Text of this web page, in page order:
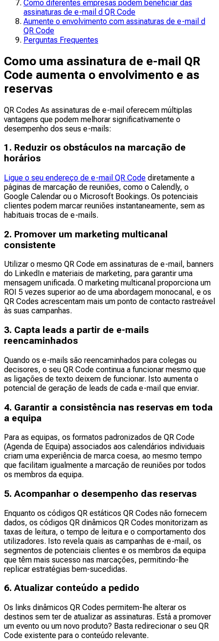
Como diferentes empresas podem beneficiar das
assinaturas de e-mail d QR Code
Aumente o envolvimento com assinaturas de e-mail d
QR Code
Perguntas Frequentes
Como uma assinatura de e-mail QR
Code aumenta o envolvimento e as
reservas
QR Codes As assinaturas de e-mail oferecem múltiplas
vantagens que podem melhorar significativamente o
desempenho dos seus e-mails:
1. Reduzir os obstáculos na marcação de
horários
Ligue o seu endereço de e-mail QR Code diretamente a
páginas de marcação de reuniões, como o Calendly, o
Google Calendar ou o Microsoft Bookings. Os potenciais
clientes podem marcar reuniões instantaneamente, sem as
habituais trocas de e-mails.
2. Promover um marketing multicanal
consistente
Utilizar o mesmo QR Code em assinaturas de e-mail, banners
do LinkedIn e materiais de marketing, para garantir uma
mensagem unificada. O marketing multicanal proporciona um
ROI 5 vezes superior ao de uma abordagem monocanal, e os
QR Codes acrescentam mais um ponto de contacto rastreável
às suas campanhas.
3. Capta leads a partir de e-mails
reencaminhados
Quando os e-mails são reencaminhados para colegas ou
decisores, o seu QR Code continua a funcionar mesmo que
as ligações de texto deixem de funcionar. Isto aumenta o
potencial de geração de leads de cada e-mail que enviar.
4. Garantir a consistência nas reservas em toda
a equipa
Para as equipas, os formatos padronizados de QR Code
(Agenda de Equipa) associados aos calendários individuais
criam uma experiência de marca coesa, ao mesmo tempo
que facilitam igualmente a marcação de reuniões por todos
os membros da equipa.
5. Acompanhar o desempenho das reservas
Enquanto os códigos QR estáticos QR Codes não fornecem
dados, os códigos QR dinâmicos QR Codes monitorizam as
taxas de leitura, o tempo de leitura e o comportamento dos
utilizadores. Isto revela quais as campanhas de e-mail, os
segmentos de potenciais clientes e os membros da equipa
que têm mais sucesso nas marcações, permitindo-lhe
replicar estratégias bem-sucedidas.
6. Atualizar conteúdo a pedido
Os links dinâmicos QR Codes permitem-lhe alterar os
destinos sem ter de atualizar as assinaturas. Está a promover
um evento ou um novo produto? Basta redirecionar o seu QR
Code existente para o conteúdo relevante.